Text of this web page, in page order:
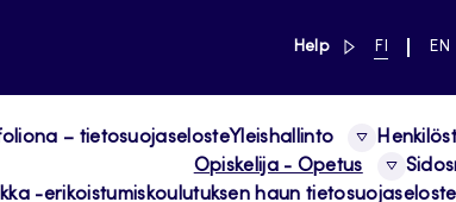
Help linkkiNYKYINEN
FI EN
– tietosuojaselosteYleishallinto
Opiskelija - Opetus
-erikoistumiskoulutuksen haun tietosuojaseloste